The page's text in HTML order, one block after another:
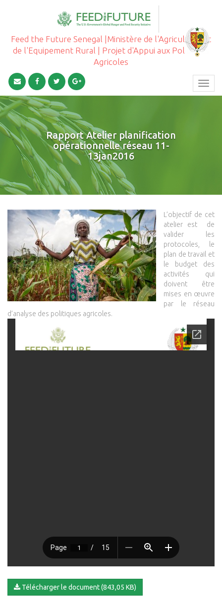
Feed the Future Senegal |Ministère de l'Agriculture et
de l'Equipement Rural | Projet d'Appui aux Politiques
Agricoles
Rapport Atelier planification
opérationnelle réseau 11-
13jan2016
L’objectif de cet
atelier est de
valider les
protocoles, le
plan de travail et
le budget des
activités qui
doivent être
mises en œuvre
par le réseau
d’analyse des politiques agricoles.
Télécharger le document (843,05 KB)